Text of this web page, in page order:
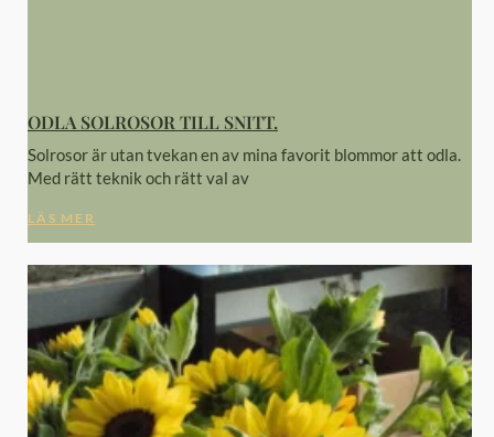
ODLA SOLROSOR TILL SNITT.
Solrosor är utan tvekan en av mina favorit blommor att odla.
Med rätt teknik och rätt val av
LÄS MER